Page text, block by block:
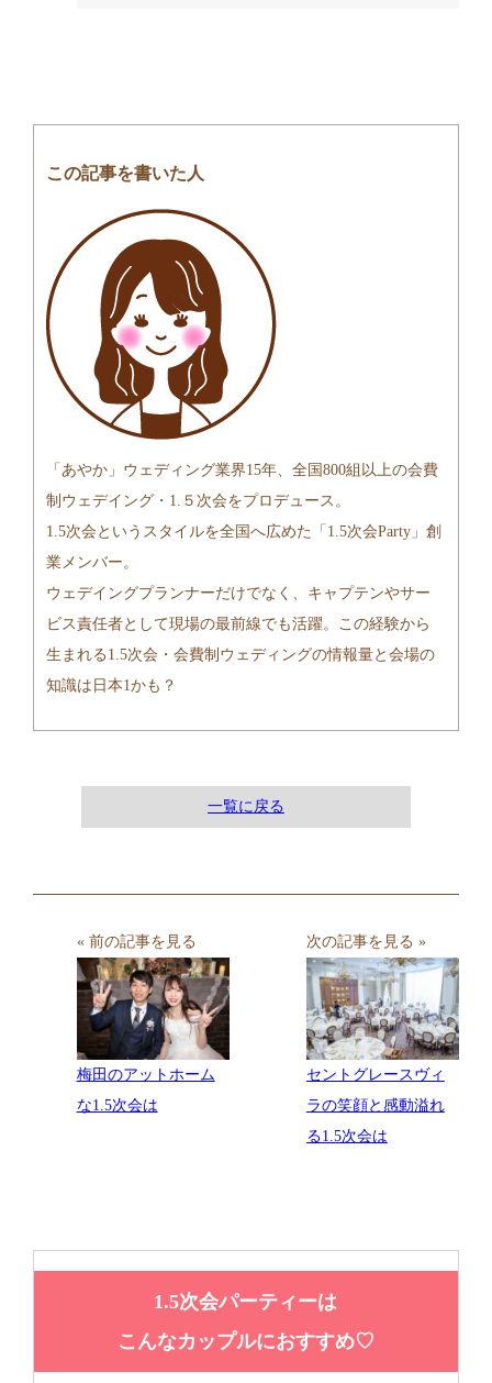
この記事を書いた人
「あやか」ウェディング業界15年、全国800組以上の会費
制ウェデイング・1.５次会をプロデュース。
1.5次会というスタイルを全国へ広めた「1.5次会Party」創
業メンバー。
ウェデイングプランナーだけでなく、キャプテンやサー
ビス責任者として現場の最前線でも活躍。この経験から
生まれる1.5次会・会費制ウェディングの情報量と会場の
知識は日本1かも？
一覧に戻る
« 前の記事を見る
梅田のアットホーム
な1.5次会は
次の記事を見る »
セントグレースヴィ
ラの笑顔と感動溢れ
る1.5次会は
1.5次会パーティーは
こんなカップルにおすすめ♡